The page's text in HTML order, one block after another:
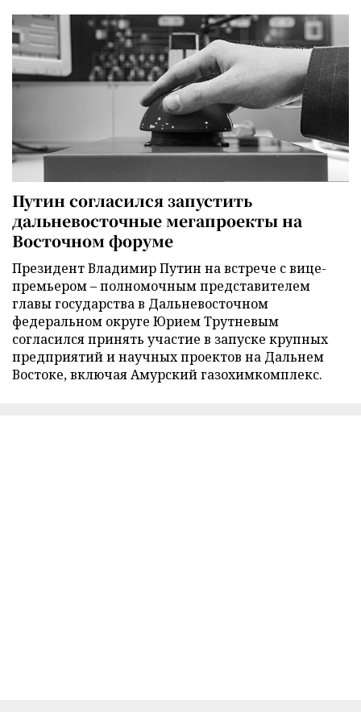
Путин согласился запустить
дальневосточные мегапроекты на
Восточном форуме
Президент Владимир Путин на встрече с вице-
премьером – полномочным представителем
главы государства в Дальневосточном
федеральном округе Юрием Трутневым
согласился принять участие в запуске крупных
предприятий и научных проектов на Дальнем
Востоке, включая Амурский газохимкомплекс.